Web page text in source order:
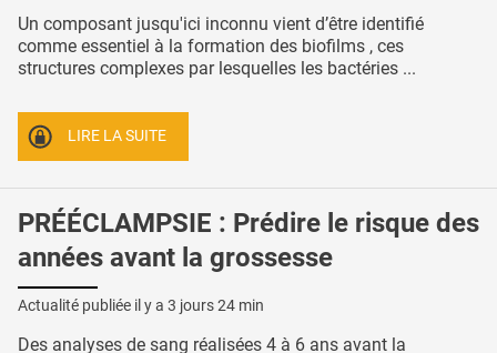
Un composant jusqu'ici inconnu vient d’être identifié
comme essentiel à la formation des biofilms , ces
structures complexes par lesquelles les bactéries ...
LIRE LA SUITE
PRÉÉCLAMPSIE : Prédire le risque des
années avant la grossesse
Actualité publiée il y a 3 jours 24 min
Des analyses de sang réalisées 4 à 6 ans avant la